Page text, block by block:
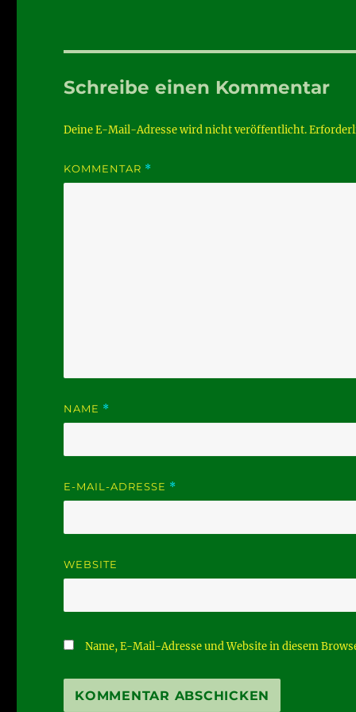
Schreibe einen Kommentar
Deine E-Mail-Adresse wird nicht veröffentlicht.
KOMMENTAR *
NAME *
E-MAIL-ADRESSE *
WEBSITE
Name, E-Mail-Adresse und Website in diesem